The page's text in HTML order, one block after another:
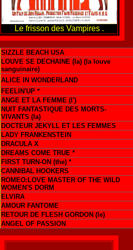
Le frisson des Vampires .
SIZZLE BEACH USA
LOUVE SE DECHAINE (la) (la louve
sanguinaire)
ALICE IN WONDERLAND
FEELIN'UP *
ANGE ET LA FEMME (l')
NUIT FANTASTIQUE DES MORTS-
VIVANTS (la)
DOCTEUR JEKYLL ET LES FEMMES
LADY FRANKENSTEIN
DRACULA X
DREAMS COME TRUE *
FIRST TURN-ON (the) *
CANNIBAL HOOKERS
ROMEO:LOVE MASTER OF THE WILD
WOMEN'S DORM
ELVIRA
AMOUR FANTOME
RETOUR DE FLESH GORDON (le)
ANGEL OF PASSION